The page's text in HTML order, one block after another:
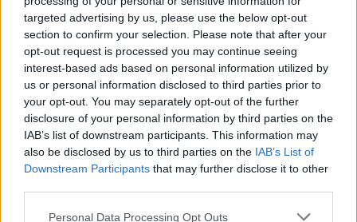
targeted advertising by us, please use the below opt-out
section to confirm your selection. Please note that after your
opt-out request is processed you may continue seeing
interest-based ads based on personal information utilized by
us or personal information disclosed to third parties prior to
your opt-out. You may separately opt-out of the further
disclosure of your personal information by third parties on the
IAB’s list of downstream participants. This information may
also be disclosed by us to third parties on the IAB’s List of
Downstream Participants that may further disclose it to other
Personal Data Processing Opt Outs